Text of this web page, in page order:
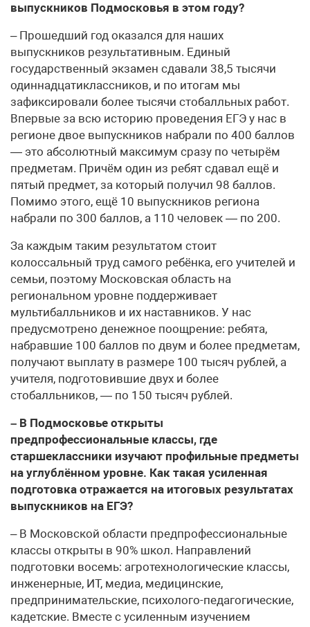
выпускников Подмосковья в этом году?
– Прошедший год оказался для наших
выпускников результативным. Единый
государственный экзамен сдавали 38,5 тысячи
одиннадцатиклассников, и по итогам мы
зафиксировали более тысячи стобалльных работ.
Впервые за всю историю проведения ЕГЭ у нас в
регионе двое выпускников набрали по 400 баллов
— это абсолютный максимум сразу по четырём
предметам. Причём один из ребят сдавал ещё и
пятый предмет, за который получил 98 баллов.
Помимо этого, ещё 10 выпускников региона
набрали по 300 баллов, а 110 человек — по 200.
За каждым таким результатом стоит
колоссальный труд самого ребёнка, его учителей и
семьи, поэтому Московская область на
региональном уровне поддерживает
мультибалльников и их наставников. У нас
предусмотрено денежное поощрение: ребята,
набравшие 100 баллов по двум и более предметам,
получают выплату в размере 100 тысяч рублей, а
учителя, подготовившие двух и более
стобалльников, — по 150 тысяч рублей.
– В Подмосковье открыты
предпрофессиональные классы, где
старшеклассники изучают профильные предметы
на углублённом уровне. Как такая усиленная
подготовка отражается на итоговых результатах
выпускников на ЕГЭ?
– В Московской области предпрофессиональные
классы открыты в 90% школ. Направлений
подготовки восемь: агротехнологические классы,
инженерные, ИТ, медиа, медицинские,
предпринимательские, психолого-педагогические,
кадетские. Вместе с усиленным изучением